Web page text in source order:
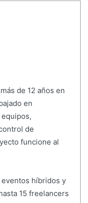
de 12 años en
en
de
funcione al
híbridos y
15 freelancers